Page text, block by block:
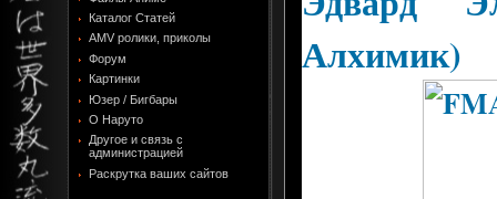
Каталог Статей
AMV ролики, приколы
Форум
Картинки
Юзер / Бигбары
О Наруто
Другое и связь с
администрацией
Раскрутка ваших сайтов
Алхимик)